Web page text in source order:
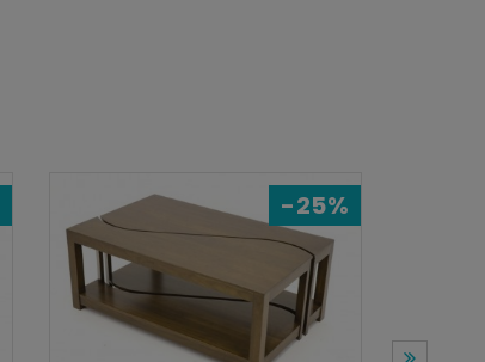
-25%